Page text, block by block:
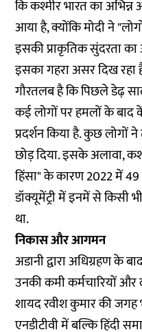
कि कश्मीर भारत का
आया है, क्योंकि मोदी ने
इसकी प्राकृतिक सुंदरता
इसका गहरा असर दिख रहा
गौरतलब है कि पिछले डेढ़
कई लोगों पर हमलों के बाद
प्रदर्शनकिया है. कुछ लोगों
छोड़ दिया. इसके अलावा,
हिंसा" के कारण 2022 में49
डॉक्यूमेंट्री में इनमें से किसी
था.
निकास और आगमन
अडानी द्वारा अधिग्रहण के
उनकी कमी कर्मचारियों और
शायद रवीश कुमार की
एनडीटीवी में बल्कि हिंदी